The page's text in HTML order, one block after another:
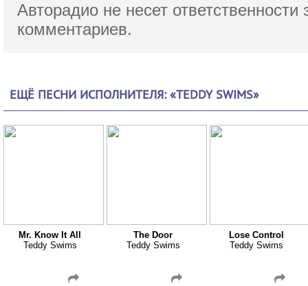
Авторадио не несет ответственности
комментариев.
ЕЩЁ ПЕСНИ ИСПОЛНИТЕЛЯ: «TEDDY SWIMS»
Mr. Know It All
Teddy Swims
The Door
Teddy Swims
Lose Control
Teddy Swims